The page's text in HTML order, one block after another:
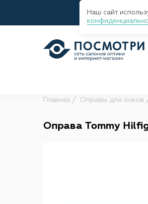
Главная Оправы для очков
Оправа Tommy
Наш сайт